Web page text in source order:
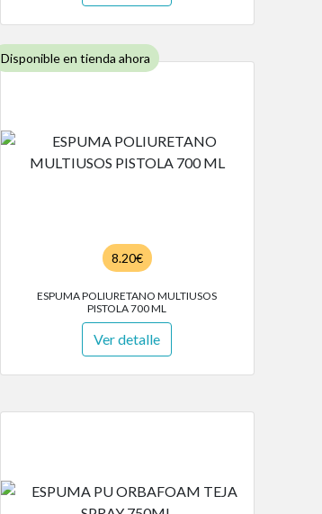
Disponible en tienda ahora
8.20€
ESPUMA POLIURETANO MULTIUSOS
PISTOLA 700 ML
Ver detalle